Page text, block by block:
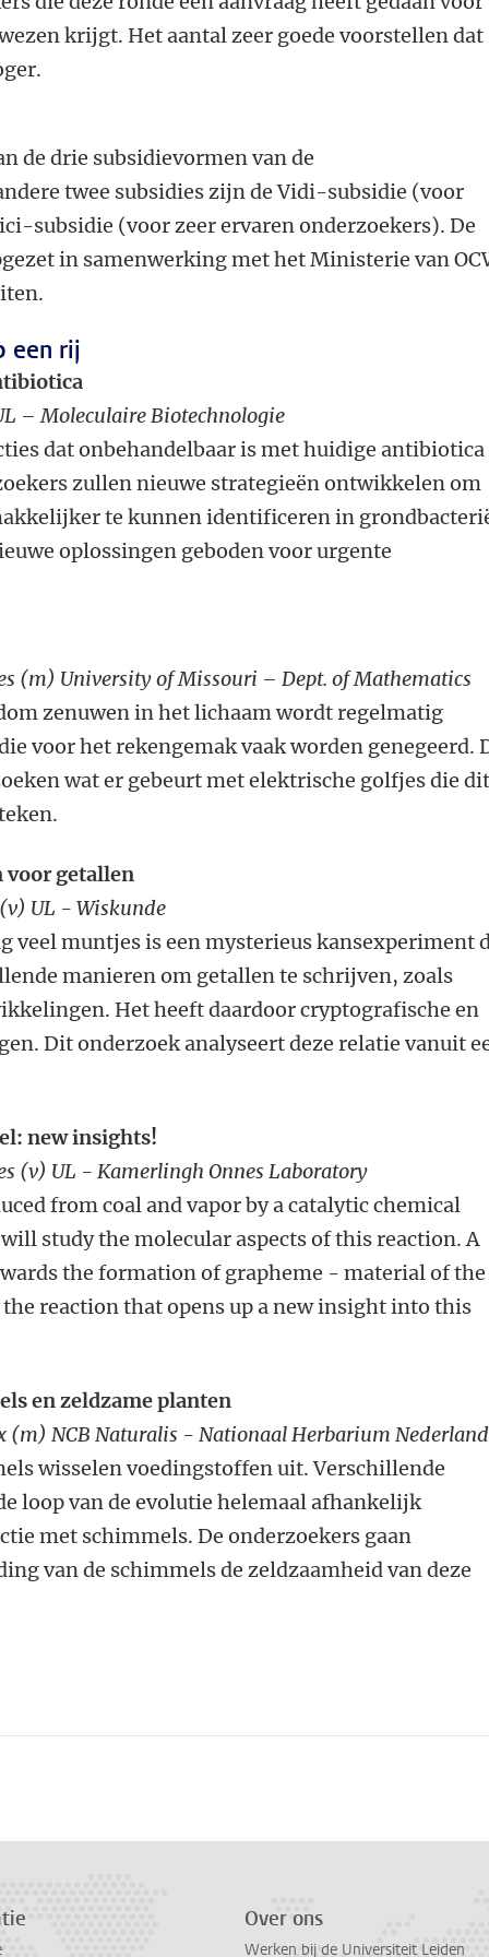
krijgt. Het aantal zeer goede voorstellen dat
de drie subsidievormen van de
twee subsidies zijn de Vidi-subsidie (voor
subsidie (voor zeer ervaren onderzoekers). De
in samenwerking met het Ministerie van
een rij
– Moleculaire Biotechnologie
dat onbehandelbaar is met huidige antibiotica
zullen nieuwe strategieën ontwikkelen om
te kunnen identificeren in
oplossingen geboden voor urgente
(m) University of Missouri – Dept. of Mathematics
zenuwen in het lichaam wordt regelmatig
voor het rekengemak vaak worden genegeerd.
wat er gebeurt met elektrische golfjes die
getallen
(v) UL - Wiskunde
veel muntjes is een mysterieus kansexperiment
manieren om getallen te schrijven, zoals
Het heeft daardoor cryptografische en
Dit onderzoek analyseert deze relatie vanuit
new insights!
(v) UL - Kamerlingh Onnes Laboratory
from coal and vapor by a catalytic chemical
study the molecular aspects of this reaction. A
the formation of grapheme - material of the
reaction that opens up a new insight into this
en zeldzame planten
(m) NCB Naturalis - Nationaal Herbarium
wisselen voedingstoffen uit. Verschillende
loop van de evolutie helemaal afhankelijk
met schimmels. De onderzoekers gaan
van de schimmels de zeldzaamheid van deze
Over ons
Werken bij de Universiteit Leiden